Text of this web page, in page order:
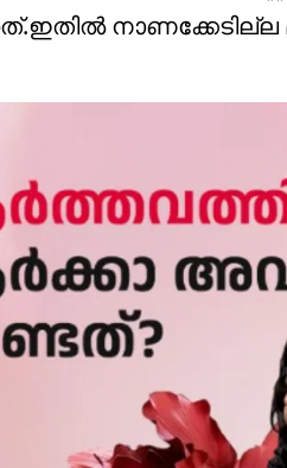
നാണക്കേടില്ല